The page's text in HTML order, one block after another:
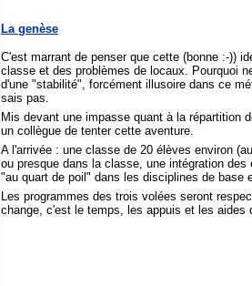
La genèse
C'est marrant de penser que cette (bonne :-))
classe et des problèmes de locaux. Pourquoi
d'une "stabilité", forcément illusoire dans ce
sais pas.
Mis devant une impasse quant à la répartition
un collègue de tenter cette aventure.
A l'arrivée : une classe de 20 élèves environ
ou presque dans la classe, une intégration
"au quart de poil" dans les disciplines de base
Les programmes des trois volées seront
change, c'est le temps, les appuis et les aides